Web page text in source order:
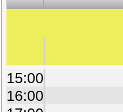
15:00
16:00